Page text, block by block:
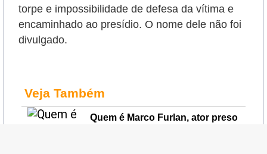
torpe e impossibilidade de defesa da vítima e
encaminhado ao presídio. O nome dele não foi
divulgado.
Veja Também
Quem é Marco Furlan, ator preso